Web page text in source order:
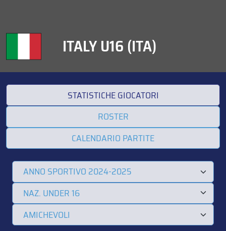
ITALY U16 (ITA)
STATISTICHE GIOCATORI
ROSTER
CALENDARIO PARTITE